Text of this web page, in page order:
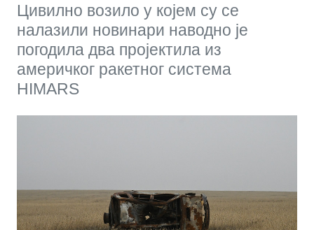
Цивилно возило у којем су се
налазили новинари наводно је
погодила два пројектила из
америчког ракетног система
HIMARS